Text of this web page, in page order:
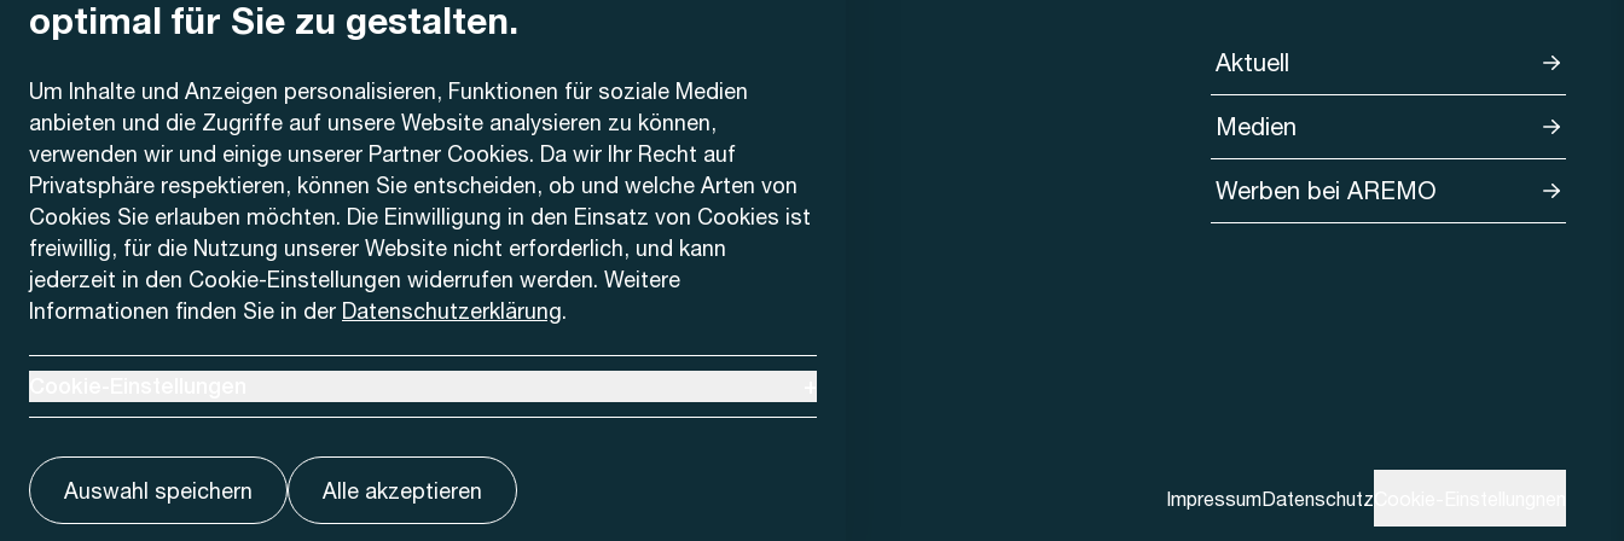
optimal für Sie zu gestalten.
Um Inhalte und Anzeigen personalisieren, Funktionen für soziale Medien
anbieten und die Zugriffe auf unsere Website analysieren zu können,
verwenden wir und einige unserer Partner Cookies. Da wir Ihr Recht auf
Privatsphäre respektieren, können Sie entscheiden, ob und welche Arten von
Cookies Sie erlauben möchten. Die Einwilligung in den Einsatz von Cookies ist
freiwillig, für die Nutzung unserer Website nicht erforderlich, und kann
jederzeit in den Cookie-Einstellungen widerrufen werden. Weitere
Informationen finden Sie in der Datenschutzerklärung.
Auswahl speichern Alle akzeptieren
AREMO
Busbetrieb Solothurn Grenchen und Umgebung AG
Dornacherstrasse 48
4500 Solothurn
Telefon
+41 32 622 37 22
Kontaktformular
Aktuell
Medien
Werben bei AREMO
ImpressumDatenschutz